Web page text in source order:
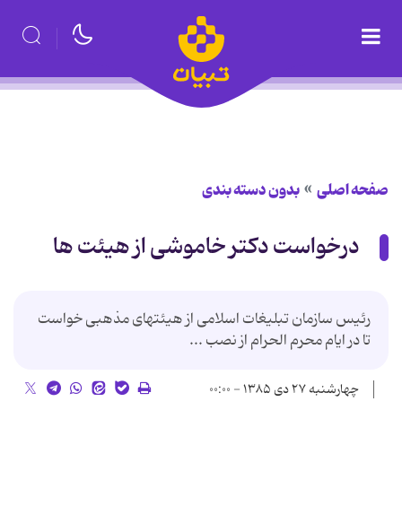
صفحه اصلی بدون دسته بندی
درخواست دکتر خاموشی از هیئت ها
رئیس سازمان تبلیغات اسلامی از هیئتهای مذهبی خواست
تا در ایام محرم الحرام از نصب ...
چهارشنبه ۲۷ دی ۱۳۸۵ - ۰۰:۰۰